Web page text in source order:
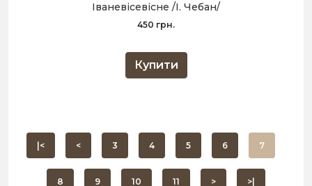
Іваневісевісне /І. Чебан/
450 грн.
Купити
|< < 3 4 5 6 7
8 9 10 11 > >|